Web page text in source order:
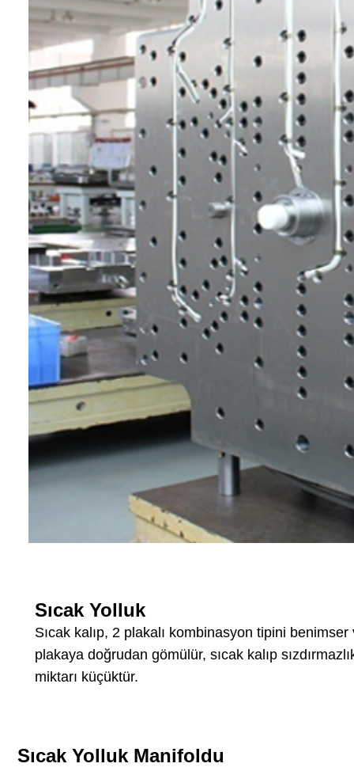
Sıcak Yolluk
Sıcak kalıp, 2 plakalı kombinasyon tipini
plakaya doğrudan gömülür, sıcak kalıp
miktarı küçüktür.
Sıcak Yolluk Manifoldu